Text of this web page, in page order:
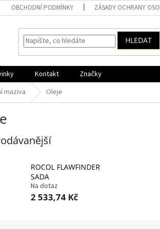
OBCHODNÍ PODMÍNKY ZÁSADY OCHRANY
HLEDAT
Kontakt
Značky
maziva
Oleje
ROCOL FLAWFINDER
SADA
Na dotaz
2 533,74 Kč